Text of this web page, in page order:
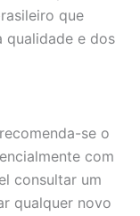
que
qualidade e dos
se o
com
consultar um
qualquer novo